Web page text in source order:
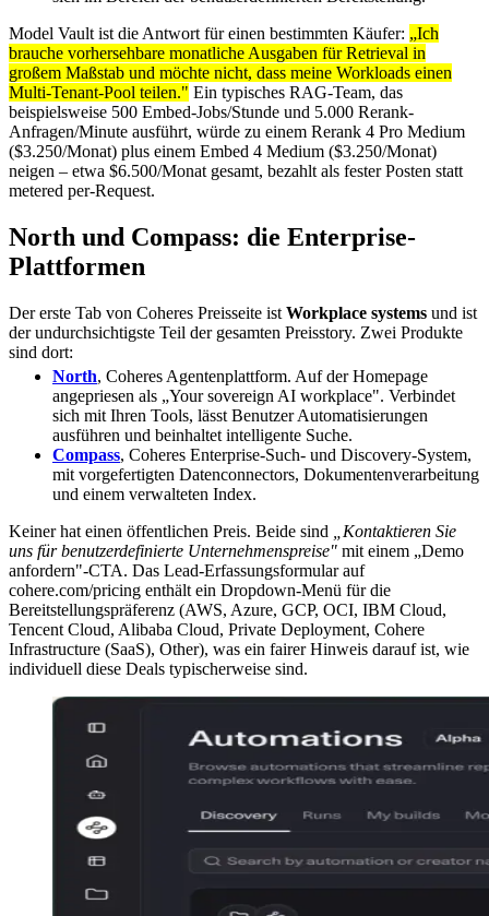
Model Vault ist die Antwort für einen bestimmten Käufer: „Ich
brauche vorhersehbare monatliche Ausgaben für Retrieval in
großem Maßstab und möchte nicht, dass meine Workloads einen
Multi-Tenant-Pool teilen." Ein typisches RAG-Team, das
beispielsweise 500 Embed-Jobs/Stunde und 5.000 Rerank-
Anfragen/Minute ausführt, würde zu einem Rerank 4 Pro Medium
($3.250/Monat) plus einem Embed 4 Medium ($3.250/Monat)
neigen – etwa $6.500/Monat gesamt, bezahlt als fester Posten statt
metered per-Request.
North und Compass: die Enterprise-
Plattformen
Der erste Tab von Coheres Preisseite ist Workplace systems und ist
der undurchsichtigste Teil der gesamten Preisstory. Zwei Produkte
sind dort:
North, Coheres Agentenplattform. Auf der Homepage
angepriesen als „Your sovereign AI workplace". Verbindet
sich mit Ihren Tools, lässt Benutzer Automatisierungen
ausführen und beinhaltet intelligente Suche.
Compass, Coheres Enterprise-Such- und Discovery-System,
mit vorgefertigten Datenconnectors, Dokumentenverarbeitung
und einem verwalteten Index.
Keiner hat einen öffentlichen Preis. Beide sind „Kontaktieren Sie
uns für benutzerdefinierte Unternehmenspreise" mit einem „Demo
anfordern"-CTA. Das Lead-Erfassungsformular auf
cohere.com/pricing enthält ein Dropdown-Menü für die
Bereitstellungspräferenz (AWS, Azure, GCP, OCI, IBM Cloud,
Tencent Cloud, Alibaba Cloud, Private Deployment, Cohere
Infrastructure (SaaS), Other), was ein fairer Hinweis darauf ist, wie
individuell diese Deals typischerweise sind.